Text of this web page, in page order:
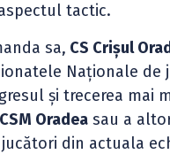
tactic.
sa, CS Crișul
Naționale
și trecerea
CSM Oradea sau a
din actuala